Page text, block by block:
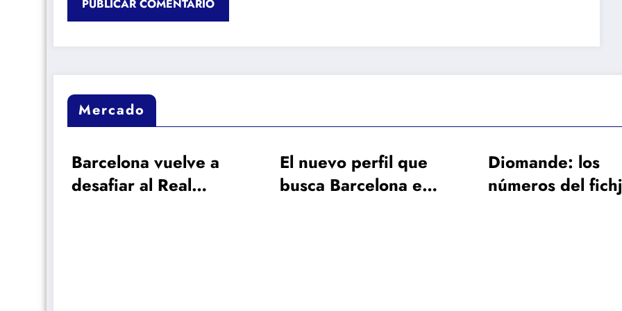
Mercado
El nuevo perfil que
busca Barcelona en
Diomande: los
números del fichje
La baja de larga
duración de